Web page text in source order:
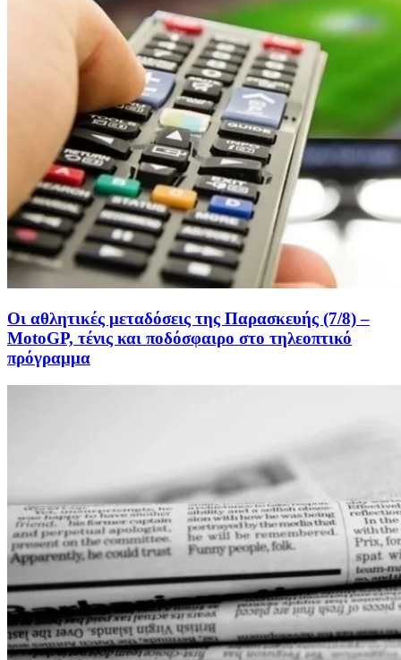
Οι αθλητικές μεταδόσεις της Παρασκευής (7/8) –
MotoGP, τένις και ποδόσφαιρο στο τηλεοπτικό
πρόγραμμα